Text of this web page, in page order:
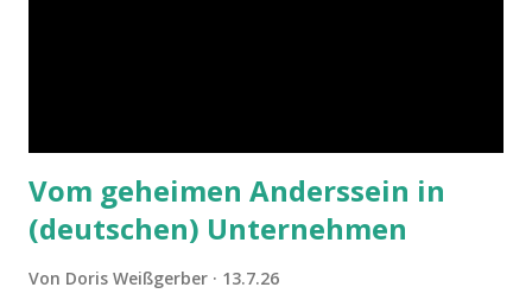
Vom geheimen Anderssein in
(deutschen) Unternehmen
Von Doris Weißgerber 13.7.26